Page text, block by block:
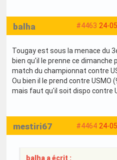
#4463 24-
balha
Tougay est sous la menace du
bien qu'il le prenne ce dimanche
match du championnat contre
Ou bien il le prend contre USMO
mais faut qu'il soit dispo contre
#4464 24-
mestiri67
balha a écrit :